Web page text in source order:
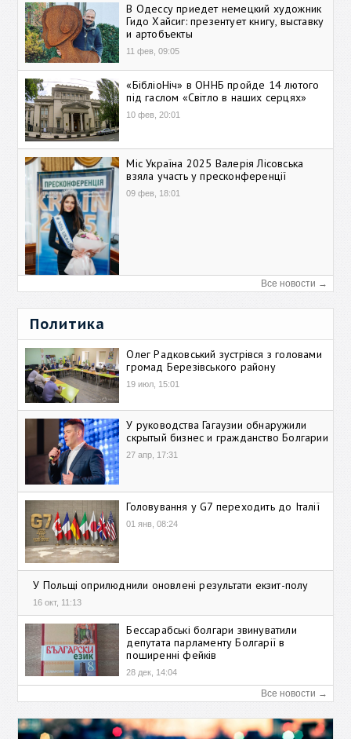
В Одессу приедет немецкий художник
Гидо Хайсиг: презентует книгу, выставку
и артобъекты
11 фев, 09:05
«БібліоНіч» в ОННБ пройде 14 лютого
під гаслом «Світло в наших серцях»
10 фев, 20:01
Міс Україна 2025 Валерія Лісовська
взяла участь у пресконференції
09 фев, 18:01
Все новости →
Политика
Олег Радковський зустрівся з головами
громад Березівського району
19 июл, 15:01
У руководства Гагаузии обнаружили
скрытый бизнес и гражданство Болгарии
27 апр, 17:31
Головування у G7 переходить до Італії
01 янв, 08:24
У Польщі оприлюднили оновлені результати екзит-полу
16 окт, 11:13
Бессарабські болгари звинуватили
депутата парламенту Болгарії в
поширенні фейків
28 дек, 14:04
Все новости →